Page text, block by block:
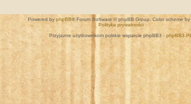
Powered by phpBB® Forum Software © phpBB Group. Color scheme by
Polityka prywatności
Przyjazne użytkownikom polskie wsparcie phpBB3 - phpBB3.PL